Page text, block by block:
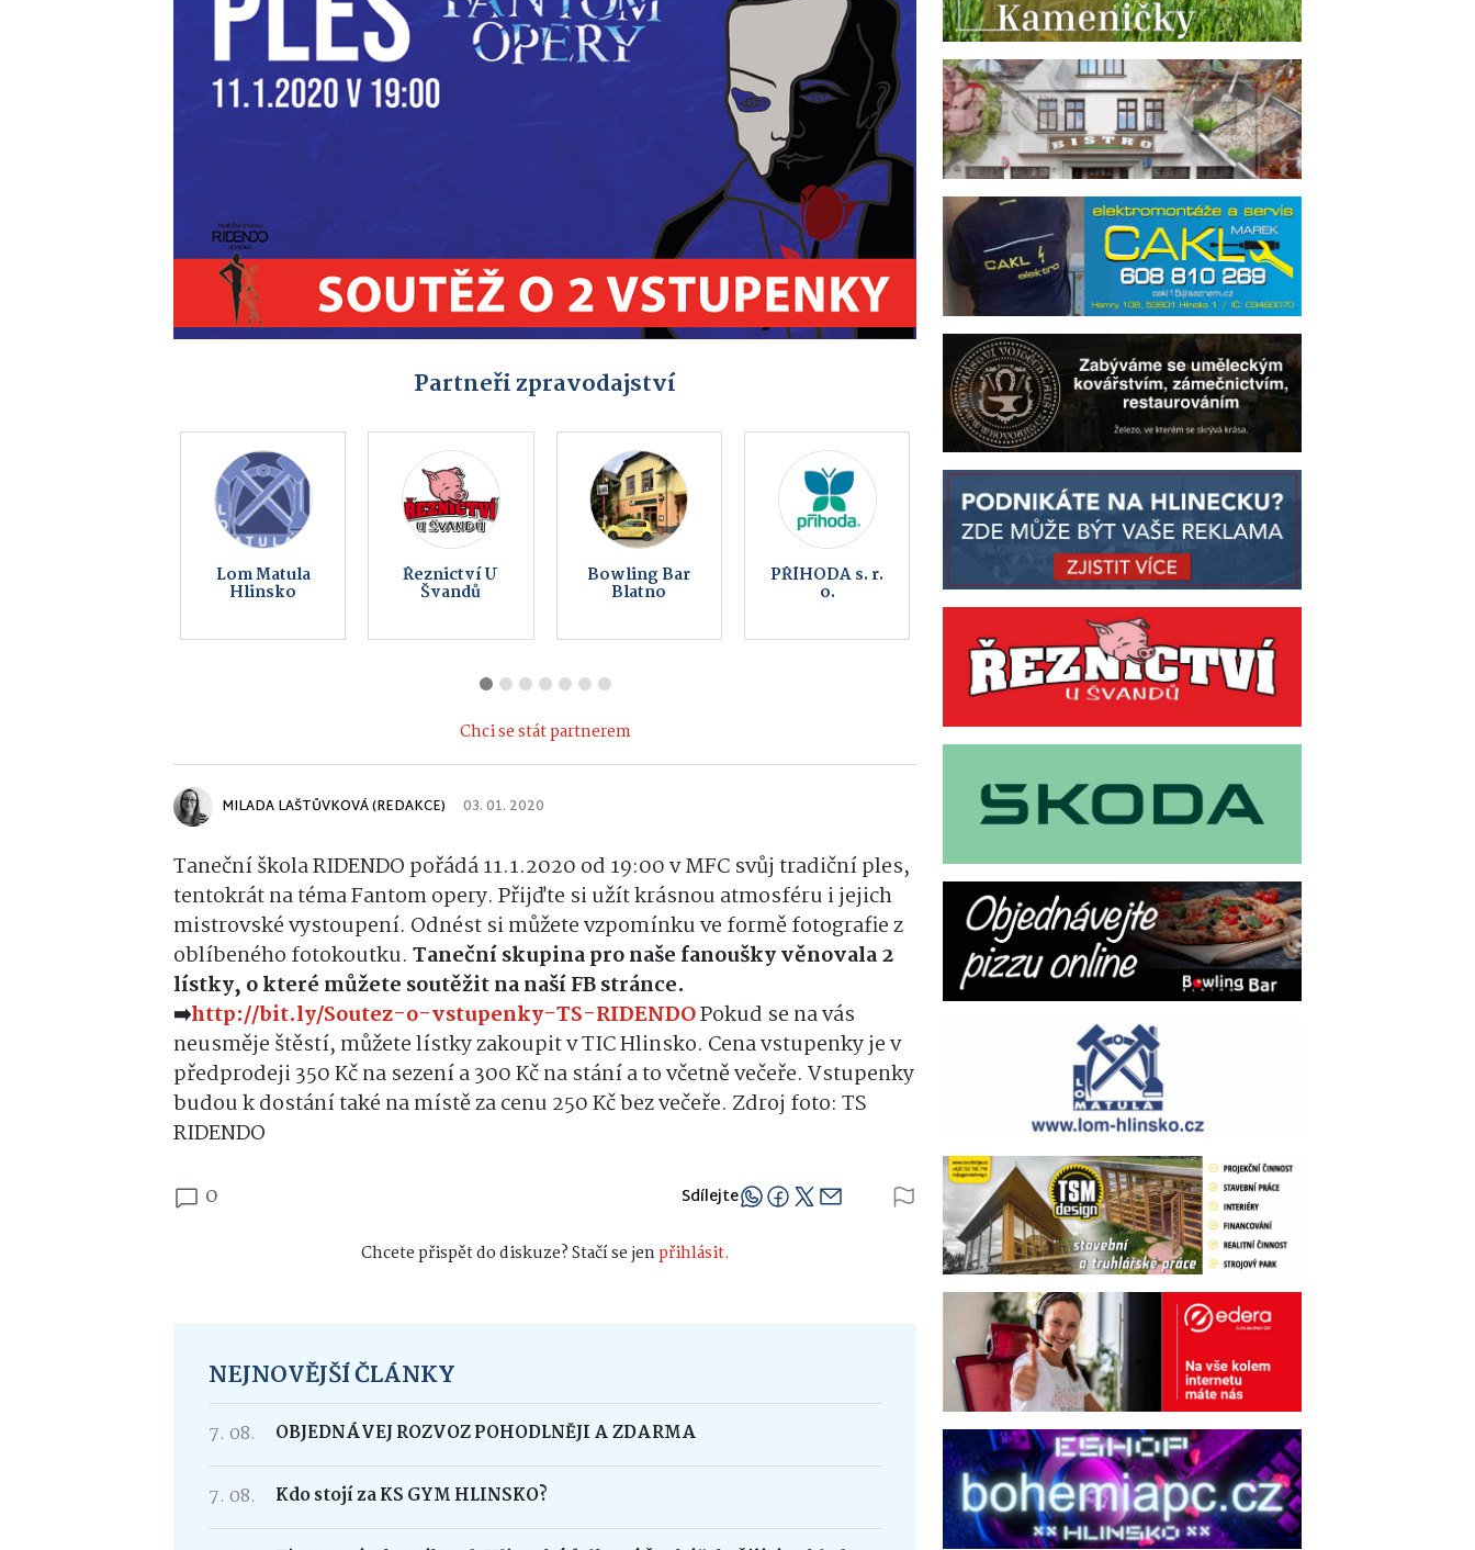
Partneři zpravodajství
Bistro GAMAS TSM Design
s.r.o.
Kovoart
Vojtěchov
Peklo
Čertovina
Chci se stát partnerem
MILADA LAŠTŮVKOVÁ (REDAKCE) 03. 01. 2020
Taneční škola RIDENDO pořádá 11.1.2020 od 19:00 v MFC svůj tradiční ples,
tentokrát na téma Fantom opery. Přijďte si užít krásnou atmosféru i jejich
mistrovské vystoupení. Odnést si můžete vzpomínku ve formě fotografie z
oblíbeného fotokoutku. Taneční skupina pro naše fanoušky věnovala 2
lístky, o které můžete soutěžit na naší FB stránce.
➡️http://bit.ly/Soutez-o-vstupenky-TS-RIDENDOPokud se na vás
neusměje štěstí, můžete lístky zakoupit v TIC Hlinsko. Cena vstupenky je v
předprodeji 350 Kč na sezení a 300 Kč na stání a to včetně večeře. Vstupenky
budou k dostání také na místě za cenu 250 Kč bez večeře. Zdroj foto: TS
RIDENDO
0
Sdílejte
Chcete přispět do diskuze? Stačí se jenpřihlásit.
NEJNOVĚJŠÍ ČLÁNKY
7. 08. OBJEDNÁVEJ ROZVOZ POHODLNĚJI A ZDARMA
7. 08. Kdo stojí za KS GYM HLINSKO?